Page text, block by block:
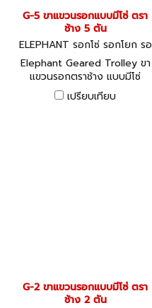
G-5 ขาแขวนรอกแบบมีโซ่ ตรา
ช้าง 5 ตัน
ELEPHANT รอกโซ่ รอกโยก รอ
กถ่วง G-5
Elephant Geared Trolley ขา
แขวนรอกตราช้าง แบบมีโซ่
สามารถปรับขนาดให้ใช้ได้กับ
เหล็ก Beam ขนาดใดๆ ก็ได้
เปรียบเทียบ
G-2 ขาแขวนรอกแบบมีโซ่ ตรา
ช้าง 2 ตัน